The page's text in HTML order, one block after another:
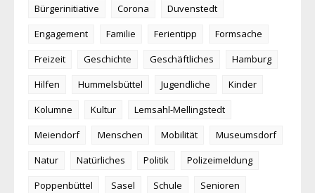
Bürgerinitiative
Corona
Duvenstedt
Engagement
Familie Ferientipp
Formsache
Freizeit
Geschichte Geschäftliches
Hamburg
Hilfen
Hummelsbüttel Jugendliche
Kinder
Kolumne
Kultur
Lemsahl-Mellingstedt
Meiendorf
Menschen Mobilität
Museumsdorf
Natur
Natürliches Politik
Polizeimeldung
Poppenbüttel
Sasel Schule
Senioren